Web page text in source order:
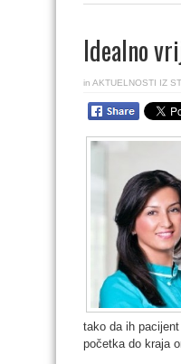
Idealno
in AKTUELNOSTI IZ
tako da ih
početka do kraja